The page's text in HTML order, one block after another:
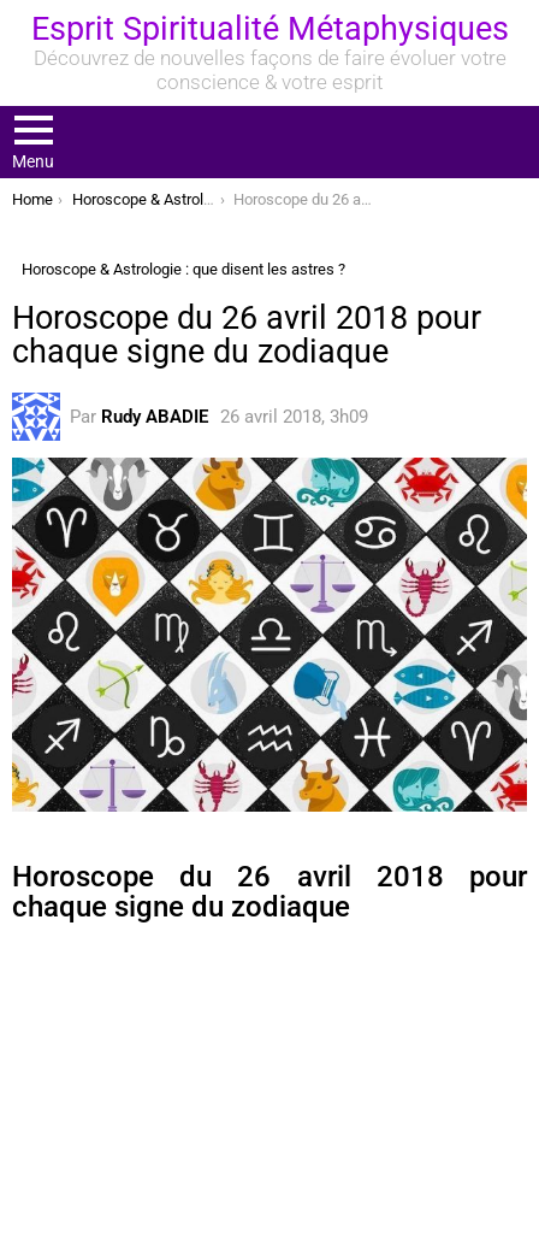
Esprit Spiritualité Métaphysiques
Découvrez de nouvelles façons de faire évoluer votre
conscience & votre esprit
Menu
You are here:
Home Horoscope & Astrologie : que disent les astres ? Horoscope du 26 avril 2018 pour chaque signe du zodiaque
Horoscope & Astrologie : que disent les astres ?
Horoscope du 26 avril 2018 pour
chaque signe du zodiaque
Par Rudy ABADIE 26 avril 2018, 3h09
Horoscope du 26 avril 2018 pour
chaque signe du zodiaque